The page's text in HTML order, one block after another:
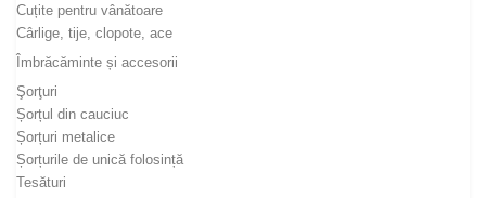
Cuțite pentru vânătoare
Cârlige, tije, clopote, ace
Îmbrăcăminte și accesorii
Şorţuri
Șorțul din cauciuc
Șorțuri metalice
Șorțurile de unică folosință
Tesături